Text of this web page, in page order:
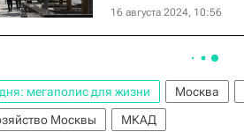
16 августа 2024, 10:56
мегаполис для жизни Москва
Москвы
МКАД